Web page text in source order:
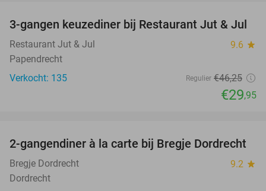
35%
3-gangen keuzediner bij Restaurant Jut & Jul
Restaurant Jut & Jul 9.6 star
Papendrecht
Verkocht: 135
Regulier €46,25
€29,95
12%
2-gangendiner à la carte bij Bregje Dordrecht
Bregje Dordrecht 9.2 star
Dordrecht